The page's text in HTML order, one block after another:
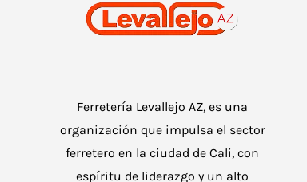
Ferretería Levallejo AZ, es una
organización que impulsa el sector
ferretero en la ciudad de Cali, con
espíritu de liderazgo y un alto